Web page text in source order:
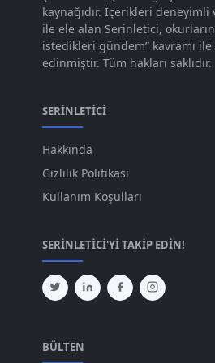
Eyl 2023 [73]
Ağu 2023 [74]
Tem 2023 [76]
Haz 2023
May 2023
Nis 2023
Mar 2023
Oca 2023 [87]
Ara 2022 [82]
Eki 2022
kaynağıdır. İçerikleri
ile ele alan Serinletici,
istedikleri gündem” kavramı ile
edinmiştir. Tüm hakları saklıdır.
SERINLETICI
Hakkında
Gizlilik Politikası
Kullanım Koşulları
SERINLETICI'YI TAKIP EDIN!
BÜLTEN